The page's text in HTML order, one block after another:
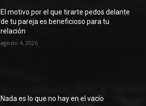
El motivo por el que tirarte pedos delante
de tu pareja es beneficioso para tu
relación
agosto 4, 2026
Nada es lo que no hay en el vacío